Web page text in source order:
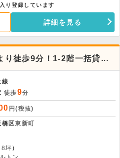
り登録しています
詳細を見る
り徒歩9分！1-2階一括貸店
線
徒歩9分
円(税抜)
橋区東新町
坪)